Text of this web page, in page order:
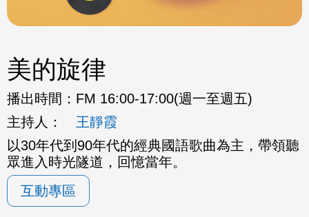
美的旋律
播出時間： FM 16:00-17:00(週一至週五)
主持人：
王靜霞
以30年代到90年代的經典國語歌曲為主，帶領聽
眾進入時光隧道，回憶當年。
互動專區